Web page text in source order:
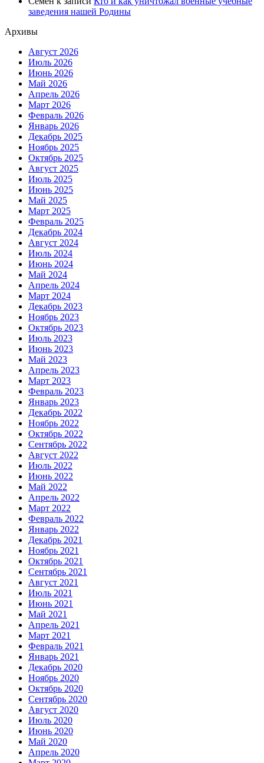
заведения нашей Родины
Архивы
Август 2026
Июль 2026
Июнь 2026
Май 2026
Апрель 2026
Март 2026
Февраль 2026
Январь 2026
Декабрь 2025
Ноябрь 2025
Октябрь 2025
Август 2025
Июль 2025
Июнь 2025
Май 2025
Март 2025
Февраль 2025
Декабрь 2024
Август 2024
Июль 2024
Июнь 2024
Май 2024
Апрель 2024
Март 2024
Декабрь 2023
Ноябрь 2023
Октябрь 2023
Июль 2023
Июнь 2023
Май 2023
Апрель 2023
Март 2023
Февраль 2023
Январь 2023
Декабрь 2022
Ноябрь 2022
Октябрь 2022
Сентябрь 2022
Август 2022
Июль 2022
Июнь 2022
Май 2022
Апрель 2022
Март 2022
Февраль 2022
Январь 2022
Декабрь 2021
Ноябрь 2021
Октябрь 2021
Сентябрь 2021
Август 2021
Июль 2021
Июнь 2021
Май 2021
Апрель 2021
Март 2021
Февраль 2021
Январь 2021
Декабрь 2020
Ноябрь 2020
Октябрь 2020
Сентябрь 2020
Август 2020
Июль 2020
Июнь 2020
Май 2020
Апрель 2020